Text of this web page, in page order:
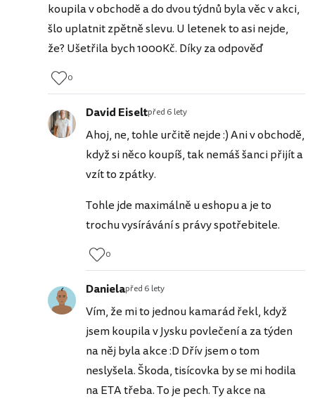
koupila v obchodě a do dvou týdnů byla věc v akci,
šlo uplatnit zpětně slevu. U letenek to asi nejde,
že? Ušetřila bych 1000Kč. Díky za odpověď
0
David Eiseltpřed 6 lety
Ahoj, ne, tohle určitě nejde :) Ani v obchodě,
když si něco koupíš, tak nemáš šanci přijít a
vzít to zpátky.
Tohle jde maximálně u eshopu a je to
trochu vysírávání s právy spotřebitele.
0
Danielapřed 6 lety
Vím, že mi to jednou kamarád řekl, když
jsem koupila v Jysku povlečení a za týden
na něj byla akce :D Dřív jsem o tom
neslyšela. Škoda, tisícovka by se mi hodila
na ETA třeba. To je pech. Ty akce na